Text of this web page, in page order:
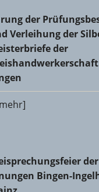
der
der
der
Verleihung der
der
zum neuender
der
Bingen-